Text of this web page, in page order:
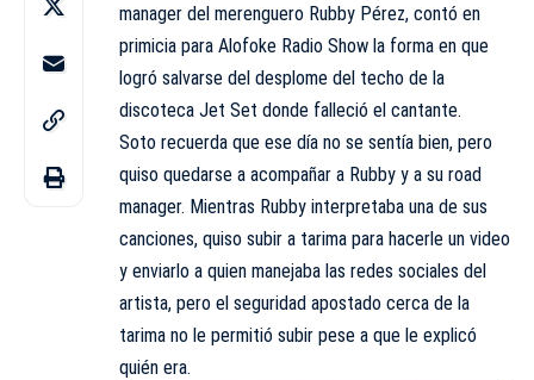
manager del merenguero Rubby Pérez, contó en
primicia para Alofoke Radio Show la forma en que
logró salvarse del desplome del techo de la
discoteca Jet Set donde falleció el cantante.
Soto recuerda que ese día no se sentía bien, pero
quiso quedarse a acompañar a Rubby y a su road
manager. Mientras Rubby interpretaba una de sus
canciones, quiso subir a tarima para hacerle un video
y enviarlo a quien manejaba las redes sociales del
artista, pero el seguridad apostado cerca de la
tarima no le permitió subir pese a que le explicó
quién era.